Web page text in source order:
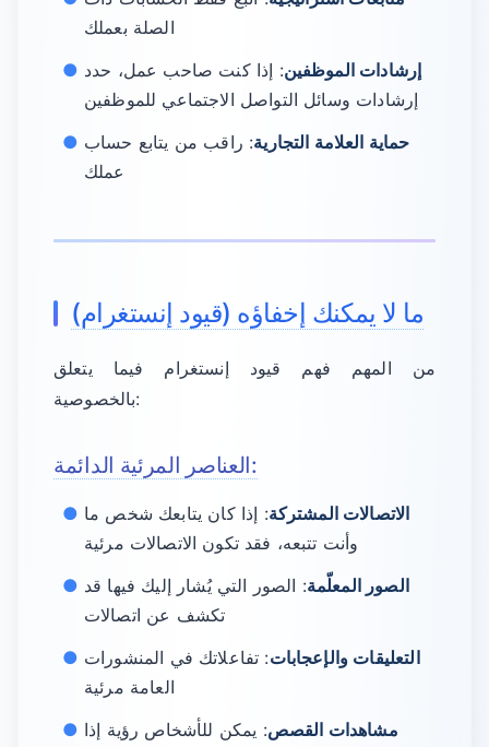
الصلة بعملك
إرشادات الموظفين: إذا كنت صاحب عمل، حدد
إرشادات وسائل التواصل الاجتماعي للموظفين
حماية العلامة التجارية: راقب من يتابع حساب
عملك
ما لا يمكنك إخفاؤه (قيود إنستغرام)
من المهم فهم قيود إنستغرام فيما يتعلق
بالخصوصية:
العناصر المرئية الدائمة:
الاتصالات المشتركة: إذا كان يتابعك شخص ما
وأنت تتبعه، فقد تكون الاتصالات مرئية
الصور المعلّمة: الصور التي يُشار إليك فيها قد
تكشف عن اتصالات
التعليقات والإعجابات: تفاعلاتك في المنشورات
العامة مرئية
مشاهدات القصص: يمكن للأشخاص رؤية إذا